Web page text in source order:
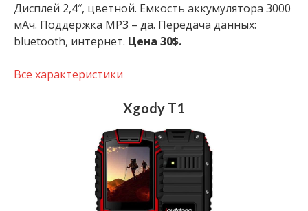
Дисплей 2,4″, цветной. Емкость аккумулятора 3000
мАч. Поддержка MP3 – да. Передача данных:
bluetooth, интернет. Цена 30$.
Все характеристики
Xgody T1